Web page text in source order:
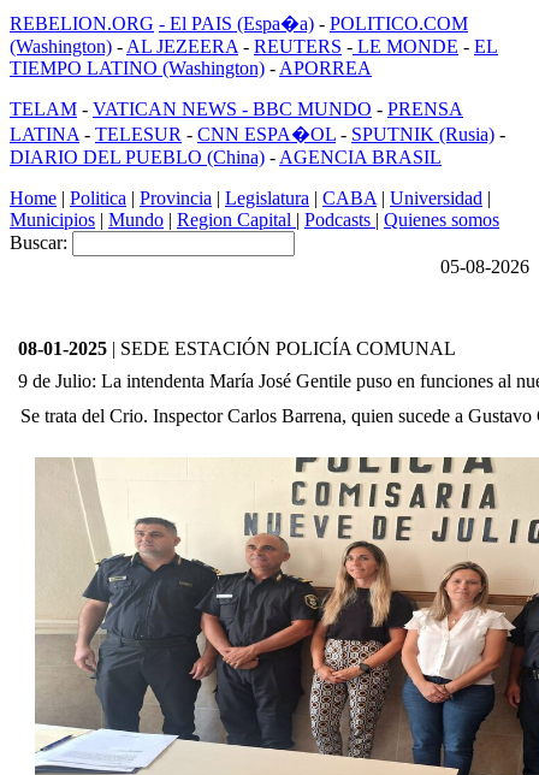
REBELION.ORG - El PAIS (Espa�a) - POLITICO.COM
(Washington) - AL JEZEERA - REUTERS - LE MONDE - EL
TIEMPO LATINO (Washington) - APORREA
TELAM - VATICAN NEWS - BBC MUNDO - PRENSA
LATINA - TELESUR - CNN ESPA�OL - SPUTNIK (Rusia) -
DIARIO DEL PUEBLO (China) - AGENCIA BRASIL
Home | Politica | Provincia | Legislatura | CABA | Universidad |
Municipios | Mundo | Region Capital | Podcasts | Quienes somos
Buscar:
05-08-2026
08-01-2025 | SEDE ESTACIÓN POLICÍA COMUNAL
9 de Julio: La intendenta María José Gentile puso en funciones al
Se trata del Crio. Inspector Carlos Barrena, quien sucede a Gustavo